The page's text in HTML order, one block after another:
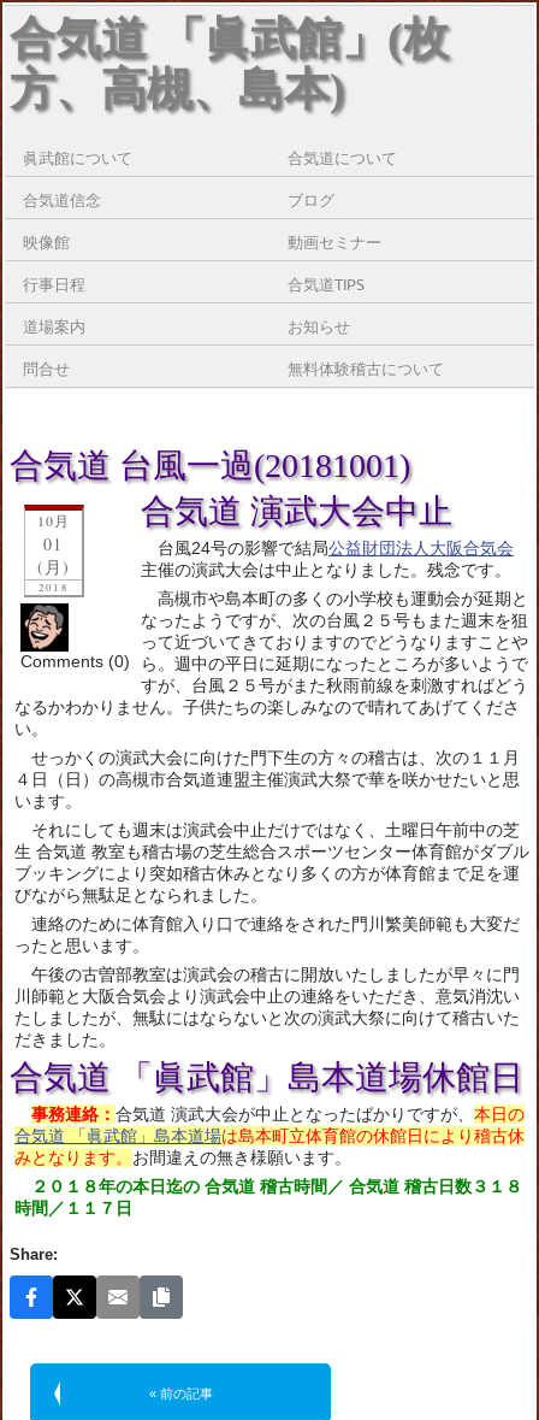
合気道 「眞武館」(枚
方、高槻、島本)
眞武館について 合気道について
合気道信念 ブログ
映像館 動画セミナー
行事日程 合気道TIPS
道場案内 お知らせ
問合せ 無料体験稽古について
合気道 台風一過(20181001)
10月
01
(月)
2018
Comments (0)
合気道 演武大会中止
台風24号の影響で結局公益財団法人大阪合気会
主催の演武大会は中止となりました。残念です。
高槻市や島本町の多くの小学校も運動会が延期と
なったようですが、次の台風２５号もまた週末を狙
って近づいてきておりますのでどうなりますことや
ら。週中の平日に延期になったところが多いようで
すが、台風２５号がまた秋雨前線を刺激すればどう
なるかわかりません。子供たちの楽しみなので晴れてあげてくださ
い。
せっかくの演武大会に向けた門下生の方々の稽古は、次の１１月
４日（日）の高槻市合気道連盟主催演武大祭で華を咲かせたいと思
います。
それにしても週末は演武会中止だけではなく、土曜日午前中の芝
生 合気道 教室も稽古場の芝生総合スポーツセンター体育館がダブル
ブッキングにより突如稽古休みとなり多くの方が体育館まで足を運
びながら無駄足となられました。
連絡のために体育館入り口で連絡をされた門川繁美師範も大変だ
ったと思います。
午後の古曽部教室は演武会の稽古に開放いたしましたが早々に門
川師範と大阪合気会より演武会中止の連絡をいただき、意気消沈い
たしましたが、無駄にはならないと次の演武大祭に向けて稽古いた
だきました。
合気道 「眞武館」島本道場休館日
事務連絡： 合気道 演武大会が中止となったばかりですが、 本日の
合気道 「眞武館」島本道場は島本町立体育館の休館日により稽古休
みとなります。 お間違えの無き様願います。
２０１８年の本日迄の 合気道 稽古時間／ 合気道 稽古日数３１８
時間／１１７日
Share:
« 前の記事